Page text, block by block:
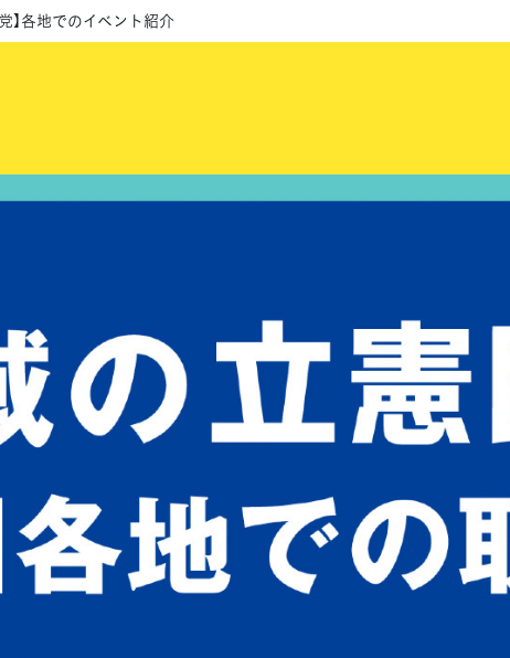
】各地でのイベント紹介